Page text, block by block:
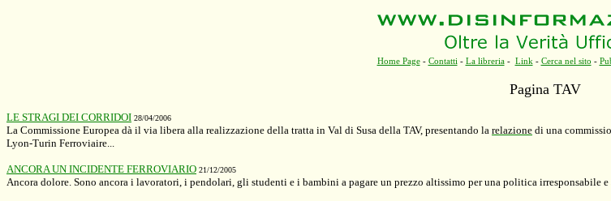
Home Page- Contatti - La libreria- Link - Cerca nel sito -
Pagina TAV
LE STRAGI DEI CORRIDOI 28/04/2006
La Commissione Europea dà il via libera alla realizzazione della tratta in Val di Susa della TAV, presentando la relazione di una
Lyon-Turin Ferroviaire...
ANCORA UN INCIDENTE FERROVIARIO 21/12/2005
Ancora dolore. Sono ancora i lavoratori, i pendolari, gli studenti e i bambini a pagare un prezzo altissimo per una politica